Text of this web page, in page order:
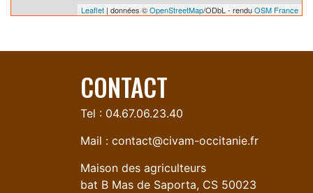
Leaflet | données ©OpenStreetMap/ODbL - renduOSM France
CONTACT
Tel : 04.67.06.23.40
Mail : contact@civam-occitanie.fr
Maison des agriculteurs
bat B Mas de Saporta, CS 50023